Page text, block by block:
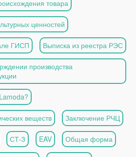
товара
ценностей
ГИСП Выписка из реестра РЭС
производства
веществ Заключение РЧЦ
СТ-3 EAV Общая форма